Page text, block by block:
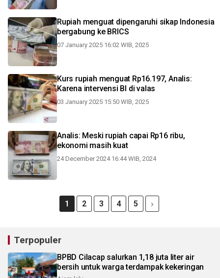
Rupiah menguat dipengaruhi sikap Indonesia
bergabung ke BRICS
07 January 2025 16:02 WIB, 2025
Kurs rupiah menguat Rp16.197, Analis:
Karena intervensi BI di valas
03 January 2025 15:50 WIB, 2025
Analis: Meski rupiah capai Rp16 ribu,
ekonomi masih kuat
24 December 2024 16:44 WIB, 2024
1 2 3 4 5
Terpopuler
BPBD Cilacap salurkan 1,18 juta liter air
bersih untuk warga terdampak kekeringan